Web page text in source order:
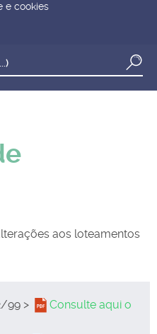
e cookies
aos loteamentos
99 >
Consulte aqui o